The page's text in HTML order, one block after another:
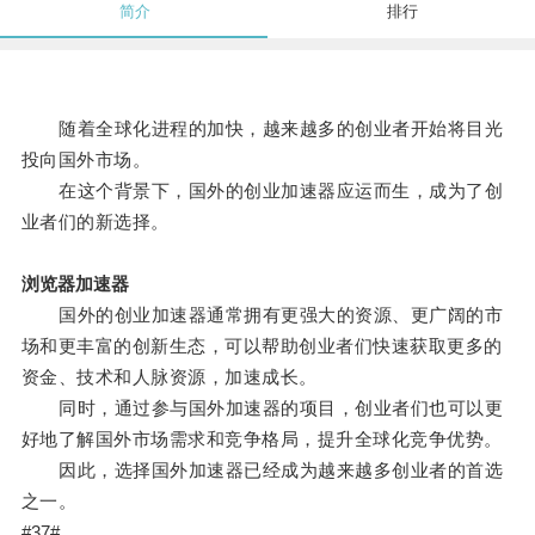
简介 排行
随着全球化进程的加快，越来越多的创业者开始将目光
投向国外市场。
在这个背景下，国外的创业加速器应运而生，成为了创
业者们的新选择。
浏览器加速器
国外的创业加速器通常拥有更强大的资源、更广阔的市
场和更丰富的创新生态，可以帮助创业者们快速获取更多的
资金、技术和人脉资源，加速成长。
同时，通过参与国外加速器的项目，创业者们也可以更
好地了解国外市场需求和竞争格局，提升全球化竞争优势。
因此，选择国外加速器已经成为越来越多创业者的首选
之一。